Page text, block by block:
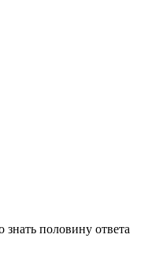
знать половину ответа